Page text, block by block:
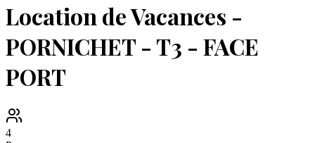
Location de Vacances -
PORNICHET - T3 - FACE
PORT
4